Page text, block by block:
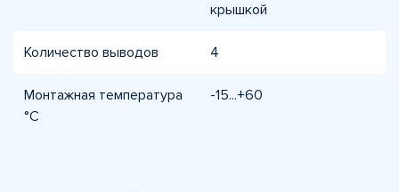
крышкой
Количество выводов 4
Монтажная температура
°C
-15...+60